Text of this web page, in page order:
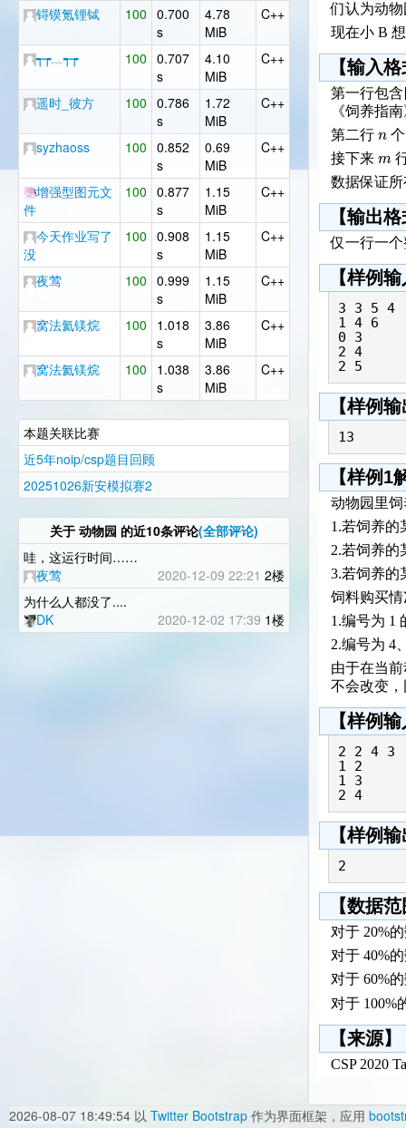
锝镆氪锂铽 100 0.700
s
4.78
MiB
C++
┭┮﹏┭┮ 100 0.707
s
4.10
MiB
C++
遥时_彼方 100 0.786
s
1.72
MiB
C++
syzhaoss 100 0.852
s
0.69
MiB
C++
增强型图元文
件
100 0.877
s
1.15
MiB
C++
今天作业写了
没
100 0.908
s
1.15
MiB
C++
夜莺 100 0.999
s
1.15
MiB
C++
窝法氦镁烷 100
1.018
s
3.86
MiB
C++
窝法氦镁烷 100
1.038
s
3.86
MiB
C++
本题关联比赛
近5年noip/csp题目回顾
20251026新安模拟赛2
关于 动物园 的近10条评论(全部评论)
哇，这运行时间……
夜莺
2020-12-09 22:21 2楼
为什么人都没了....
DK
2020-12-02 17:39 1楼
们认为动
现在小 B
【输入
第一行包
《饲养指
第二行 n
接下来 m
数据保证
【输出
仅一行一
【样例
3 3 5 4
1 4 6
0 3
2 4
2 5
【样例
13
【样例1
动物园里
1.若饲养的
2.若饲养的
3.若饲养的
饲料购买
1.编号为 1
2.编号为 4
由于在当
不会改变
【样例
2 2 4 3
1 2
1 3
2 4
【样例
2
【数据
对于 20%
对于 40%
对于 60%
对于 100%
【来源】
CSP 2020
2026-08-07 18:49:54 以 Twitter Bootstrap 作为界面框架，应用